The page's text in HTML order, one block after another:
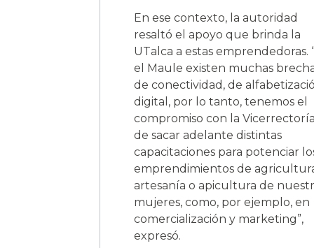
En ese contexto, la autoridad
resaltó el apoyo que brinda la
UTalca a estas emprendedoras.
el Maule existen muchas
de conectividad, de
digital, por lo tanto, tenemos el
compromiso con la
de sacar adelante distintas
capacitaciones para potenciar
emprendimientos de
artesanía o apicultura de
mujeres, como, por ejemplo, en
comercialización y marketing”,
expresó.